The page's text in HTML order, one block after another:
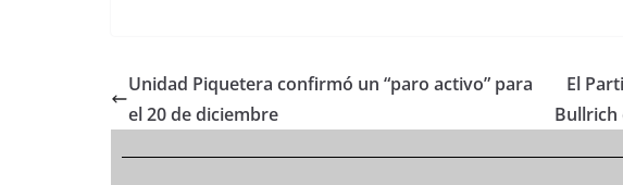
Unidad Piquetera confirmó un “paro activo” para
el 20 de diciembre
El
Bullrich